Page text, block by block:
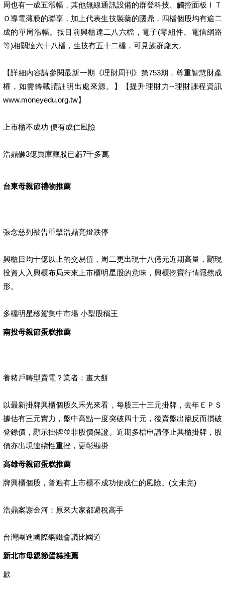
周也有一成五漲幅，其他無線通訊設備的群登科技、觸控面板ＩＴ
Ｏ導電薄膜的聯享，加上代表生技製藥的國鼎，四檔個股均有逾二
成的單周漲幅。按目前興櫃達二八六檔，電子(零組件、電信網路
等)相關達六十八檔，生技有五十二檔，可見族群龐大。
【詳細內容請參閱最新一期《理財周刊》第753期，尊重智慧財產
權，如需轉載請註明出處來源。】【提升理財力--理財課程資訊
www.moneyedu.org.tw】
上市櫃不成功 便有成仁風險
浩鼎砸3億買庫藏股已虧7千多萬
台東母親節禮物推薦
張念慈列被告重擊浩鼎亮燈跌停
興櫃日均十億以上的交易值，周二更出現十八億元近期高量，顯現
投資人入興櫃布局未來上市櫃明星股的意味，興櫃挖寶行情隱然成
形。
多檔明星移駕集中市場 小型股稱王
南投母親節蛋糕推薦
養豬戶轉型賣電？業者：畫大餅
以最新掛牌興櫃個股久禾光來看，每股三十三元掛牌，去年ＥＰＳ
據估有三元實力，盤中高點一度突破四十元，後賣盤出籠反而摜破
登錄價，顯示掛牌並非股價保證。近期多檔申請停止興櫃掛牌，股
價亦出現連續性重挫，更彰顯掛
高雄母親節蛋糕推薦
牌興櫃個股，普遍有上市櫃不成功便成仁的風險。(文未完)
浩鼎案謝金河：原來大家都避稅高手
台灣團進國際鋼鐵會議比國道
新北市母親節蛋糕推薦
歉